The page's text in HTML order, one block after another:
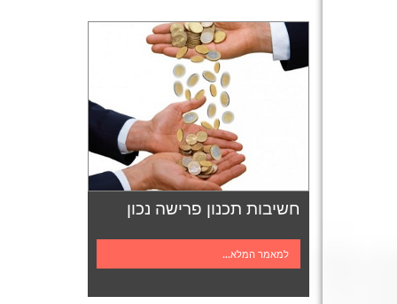
חשיבות תכנון פרישה נכון
למאמר המלא...